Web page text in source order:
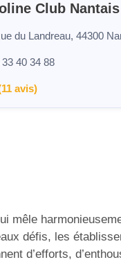
Club Nantais
du Landreau, 44300
40 34 88
avis)
mêle
défis, les
d’efforts,